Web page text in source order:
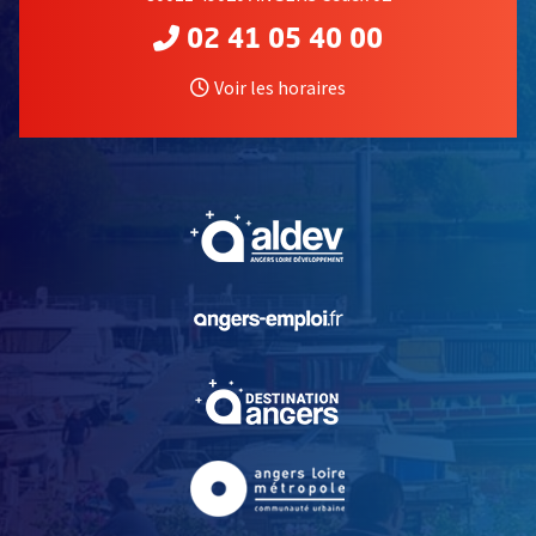
02 41 05 40 00
Voir les horaires
, Ouvre une nouvelle
, Ouvre une nouvelle